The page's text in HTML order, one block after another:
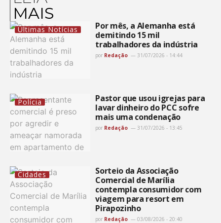
MAIS
Últimas Notícias
Por mês, a Alemanha está
demitindo 15 mil
trabalhadores da indústria
por Redação 31/07/2026 - 14:44
Polícia
Pastor que usou igrejas para
lavar dinheiro do PCC sofre
mais uma condenação
por Redação 31/07/2026 - 13:45
Cidades
Sorteio da Associação
Comercial de Marília
contempla consumidor com
viagem para resort em
Pirapozinho
por Redação 03/08/2026 - 20:40